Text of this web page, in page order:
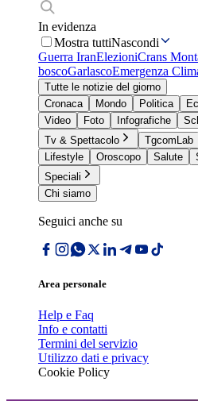
In evidenza
Mostra tuttiNascondi
Guerra IranElezioniCrans
boscoGarlascoEmergenza
Tutte le notizie del giorno
Cronaca
Mondo Politica
Video
Foto Infografiche
Tv & Spettacolo
TgcomLab
Lifestyle
Oroscopo Salute
Speciali
Chi siamo
Seguici anche su
Area personale
Help e Faq
Info e contatti
Termini del servizio
Utilizzo dati e privacy
Cookie Policy